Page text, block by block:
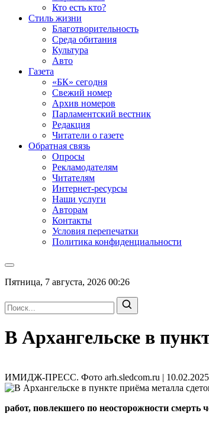
Кто есть кто?
Стиль жизни
Благотворительность
Среда обитания
Культура
Авто
Газета
«БК» сегодня
Свежий номер
Архив номеров
Парламентский вестник
Редакция
Читатели о газете
Обратная связь
Опросы
Рекламодателям
Читателям
Интернет-ресурсы
Наши услуги
Авторам
Контакты
Условия перепечатки
Политика конфиденциальности
Пятница, 7 августа, 2026 00:26
В Архангельске в
ИМИДЖ-ПРЕСС. Фото arh.sledcom.ru | 10.02.2025
работ, повлекшего по неосторожности смерть